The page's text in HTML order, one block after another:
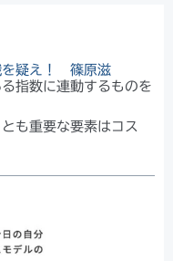
を疑え！ 篠原滋
指数に連動するものを
も重要な要素はコス